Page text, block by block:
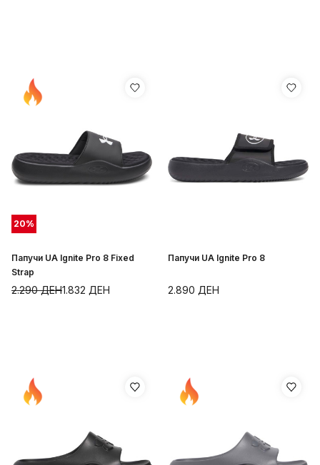
20%
Папучи UA Ignite Pro 8 Fixed
Strap
1.832 ДЕН
2.290ДЕН
Папучи UA Ignite Pro 8
2.890 ДЕН